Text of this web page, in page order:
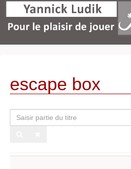
escape box
Saisir